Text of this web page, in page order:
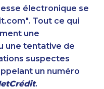
1-778-401-2187
1-514-448-1304
1-877-819-0999
1-780-420-2392
1-647-722-9538
électronique se
Tout ce qui
une
une tentative de
suspectes
un numéro
.